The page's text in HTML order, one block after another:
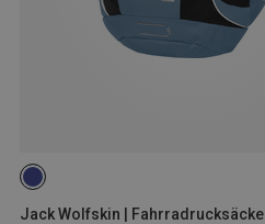
Jack Wolfskin | Fahrradrucksäcke
14L